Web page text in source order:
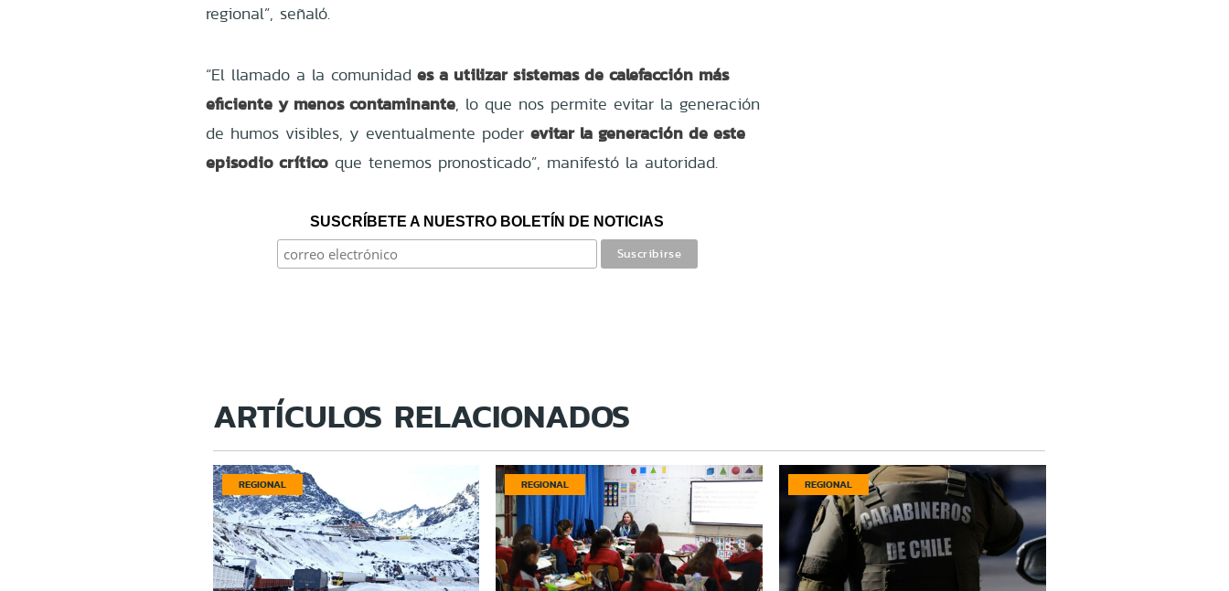
regional”, señaló.
“El llamado a la comunidad es a utilizar sistemas de calefacción más
eficiente y menos contaminante, lo que nos permite evitar la generación
de humos visibles, y eventualmente poder evitar la generación de este
episodio crítico que tenemos pronosticado”, manifestó la autoridad.
SUSCRÍBETE A NUESTRO BOLETÍN DE NOTICIAS
ARTÍCULOS RELACIONADOS
REGIONAL REGIONAL REGIONAL